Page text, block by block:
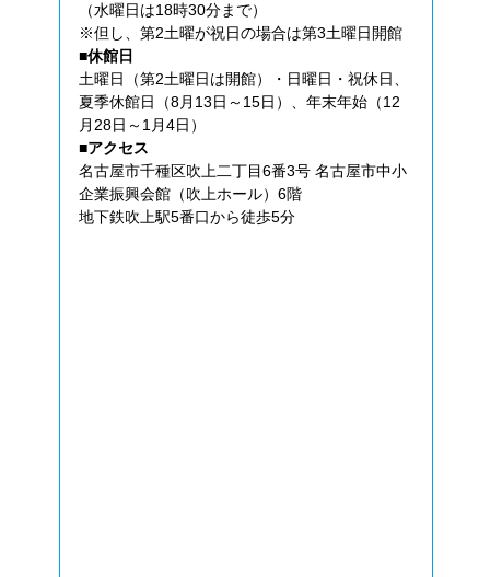
（水曜日は18時30分まで）
※但し、第2土曜が祝日の場合は第3土曜日開館
■休館日
土曜日（第2土曜日は開館）・日曜日・祝休日、
夏季休館日（8月13日～15日）、年末年始（12
月28日～1月4日）
■アクセス
名古屋市千種区吹上二丁目6番3号 名古屋市中小
企業振興会館（吹上ホール）6階
地下鉄吹上駅5番口から徒歩5分